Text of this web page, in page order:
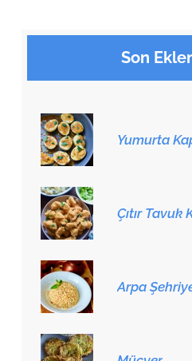
Son
Yumurta
Çıtır Tavuk
Arpa